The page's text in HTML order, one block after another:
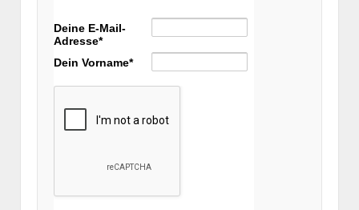
Deine E-Mail-
Adresse*
Dein Vorname*